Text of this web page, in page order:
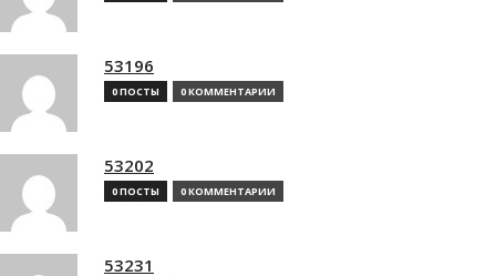
53196
0 ПОСТЫ 0 КОММЕНТАРИИ
53202
0 ПОСТЫ 0 КОММЕНТАРИИ
53231